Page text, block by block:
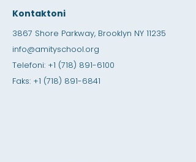
Kontaktoni
3867 Shore Parkway, Brooklyn NY 11235
info@amityschool.org
Telefoni: +1 (718) 891-6100
Faks: +1 (718) 891-6841